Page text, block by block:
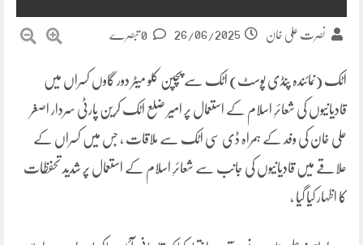
نصرت علی خان 26/06/2025
اٹک (نمائندہ پنڈی پوسٹ) اٹک سے پچپن کلو میٹر دور گاوں کسراں میں
قادیانیوں کی شعائرِ اسلام کے استعمال پر امیر ضلع اٹک کرین پارٹی سردار اصغر
علی خان کی وفد کے ہمراہ ڈی سی اٹک سے ملاقات ، جس میں کسراں کے
علاقے میں قادیانیوں کی جانب سے شعائرِ اسلام کے استعمال پر شدید تحفظات
کا اظہار کیا گیا ،